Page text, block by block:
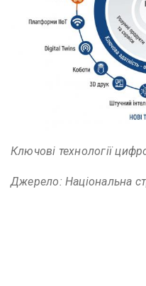
Ключові технології
Джерело: Національна